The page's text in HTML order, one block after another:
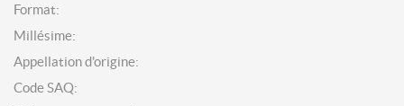
Format:
Millésime:
Appellation d'origine:
Code SAQ: